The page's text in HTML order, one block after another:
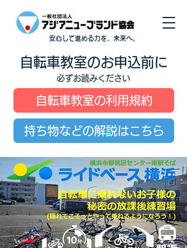
安心して進める力を、未来へ。
自転車教室のお申込前に
必ずお読みください
自転車教室の利用規約
持ち物などの解説はこちら